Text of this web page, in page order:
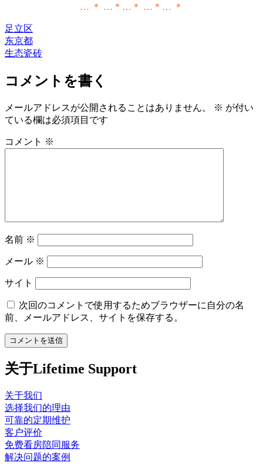
… ＊ … * …＊ … * … ＊
足立区
东京都
生态瓷砖
コメントを書く
メールアドレスが公開されることはありません。 ※ が付い
ている欄は必須項目です
コメント ※
名前 ※
メール ※
サイト
次回のコメントで使用するためブラウザーに自分の名
前、メールアドレス、サイトを保存する。
关于Lifetime Support
关于我们
选择我们的理由
可靠的定期维护
客户评价
免费看房陪同服务
解决问题的案例